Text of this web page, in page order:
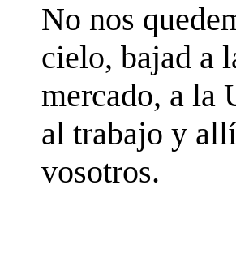
No nos
cielo, bajad a
mercado, a la
al trabajo y
vosotros.